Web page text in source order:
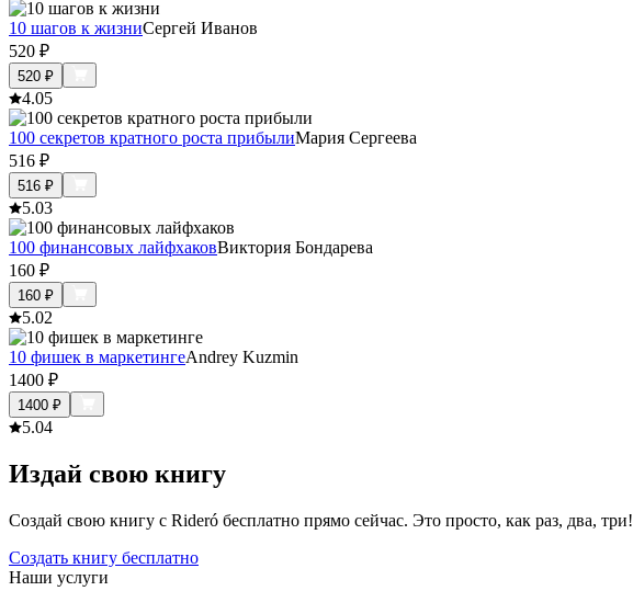
10 шагов к жизниСергей Иванов
520 ₽
520 ₽
4.05
100 секретов кратного роста прибылиМария Сергеева
516 ₽
516 ₽
5.03
100 финансовых лайфхаковВиктория Бондарева
160 ₽
160 ₽
5.02
10 фишек в маркетингеAndrey Kuzmin
1400 ₽
1400 ₽
5.04
Издай свою книгу
Создай свою книгу с Rideró бесплатно прямо сейчас. Это просто, как раз, два, три!
Создать книгу бесплатно
Наши услуги